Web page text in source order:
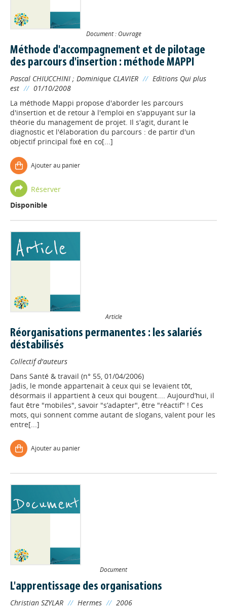
Document : Ouvrage
Méthode d'accompagnement et de pilotage
des parcours d'insertion : méthode MAPPI
Pascal CHIUCCHINI ; Dominique CLAVIER // Editions Qui plus
est // 01/10/2008
La méthode Mappi propose d'aborder les parcours
d'insertion et de retour à l'emploi en s'appuyant sur la
théorie du management de projet. Il s'agit, durant le
diagnostic et l'élaboration du parcours : de partir d'un
objectif principal fixé en co[...]
Ajouter au panier
Réserver
Disponible
Article
Réorganisations permanentes : les salariés
déstabilisés
Collectif d'auteurs
Dans Santé & travail (n° 55, 01/04/2006)
Jadis, le monde appartenait à ceux qui se levaient tôt,
désormais il appartient à ceux qui bougent.... Aujourd’hui, il
faut être "mobiles", savoir "s’adapter", être "réactif" ! Ces
mots, qui sonnent comme autant de slogans, valent pour les
entre[...]
Ajouter au panier
Document
L'apprentissage des organisations
Christian SZYLAR // Hermes // 2006